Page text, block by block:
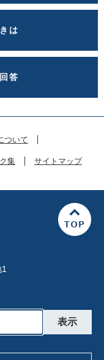
は
答
ついて
集 サイトマップ